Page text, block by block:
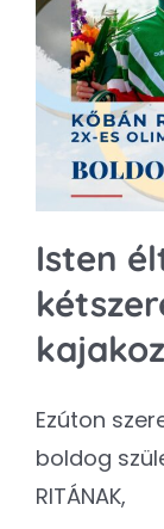
Isten
Ezúton
boldog
RITÁNAK,